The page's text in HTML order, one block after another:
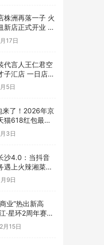
株洲再落一子 火
新店正式开业 补
旅配套
17日
代言人王仁君空
店 一日店长
终端热销
5日
来了！2026年京
猫618红包最后
口令放出，618
买时间节点与无
读懂！
3日
沙4.0：当抖音
遇上火辣湘菜，
华火遍全城！
9日
业”热出新高
·星环2周年赛事
消费新场景
月15日